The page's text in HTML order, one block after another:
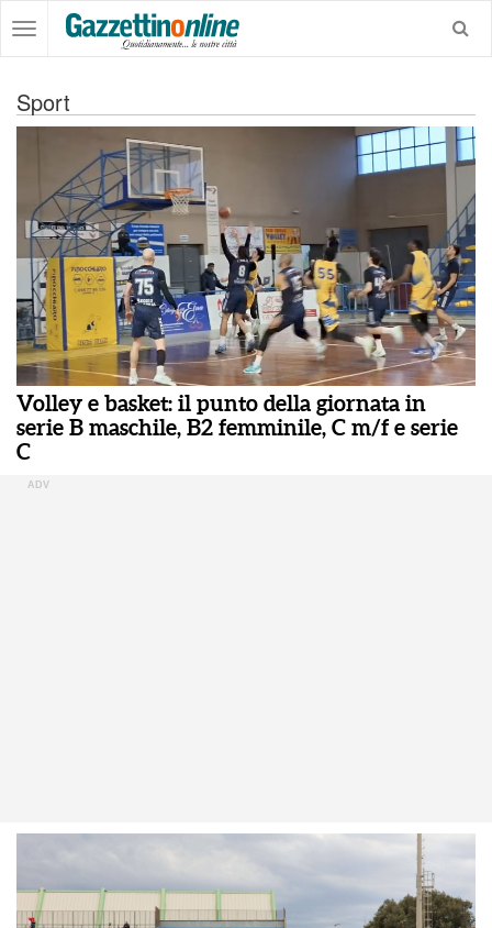
Sport
Volley e basket: il punto della giornata in
serie B maschile, B2 femminile, C m/f e serie
C